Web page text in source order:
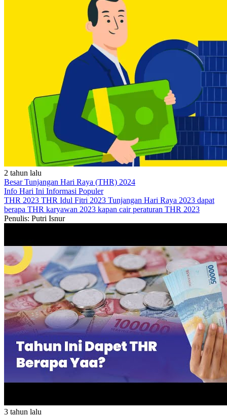
2 tahun lalu
Besar Tunjangan Hari Raya (THR) 2024
Info Hari Ini Informasi Populer
THR 2023 THR Idul Fitri 2023 Tunjangan Hari Raya 2023 dapat
berapa THR karyawan 2023 kapan cairperaturan THR 2023
Penulis: Putri Isnur
3 tahun lalu